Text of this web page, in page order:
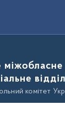
міжобласне
комітет